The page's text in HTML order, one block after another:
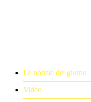
Le notizie del giorno
Video